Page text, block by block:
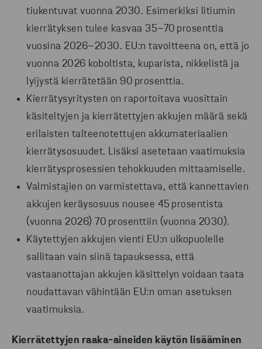
tiukentuvat vuonna 2030. Esimerkiksi litiumin
kierrätyksen tulee kasvaa 35–70 prosenttia
vuosina 2026–2030. EU:n tavoitteena on, että jo
vuonna 2026 koboltista, kuparista, nikkelistä ja
lyijystä kierrätetään 90 prosenttia.
Kierrätysyritysten on raportoitava vuosittain
käsiteltyjen ja kierrätettyjen akkujen määrä sekä
erilaisten talteenotettujen akkumateriaalien
kierrätysosuudet. Lisäksi asetetaan vaatimuksia
kierrätysprosessien tehokkuuden mittaamiselle.
Valmistajien on varmistettava, että kannettavien
akkujen keräysosuus nousee 45 prosentista
(vuonna 2026) 70 prosenttiin (vuonna 2030).
Käytettyjen akkujen vienti EU:n ulkopuolelle
sallitaan vain siinä tapauksessa, että
vastaanottajan akkujen käsittelyn voidaan taata
noudattavan vähintään EU:n oman asetuksen
vaatimuksia.
Kierrätettyjen raaka-aineiden käytön lisääminen